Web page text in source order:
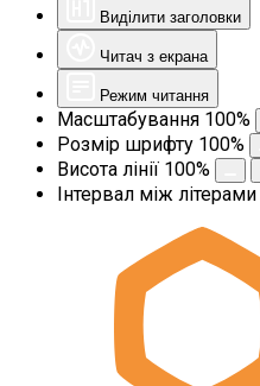
Виділити заголовки
Читач з екрана
Режим читання
Масштабування 100%
Розмір шрифту 100%
Висота лінії 100%
Інтервал між літерами